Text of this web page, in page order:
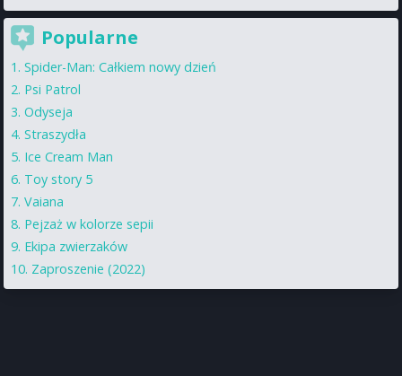
Popularne
Spider-Man: Całkiem nowy dzień
Psi Patrol
Odyseja
Straszydła
Ice Cream Man
Toy story 5
Vaiana
Pejzaż w kolorze sepii
Ekipa zwierzaków
Zaproszenie (2022)